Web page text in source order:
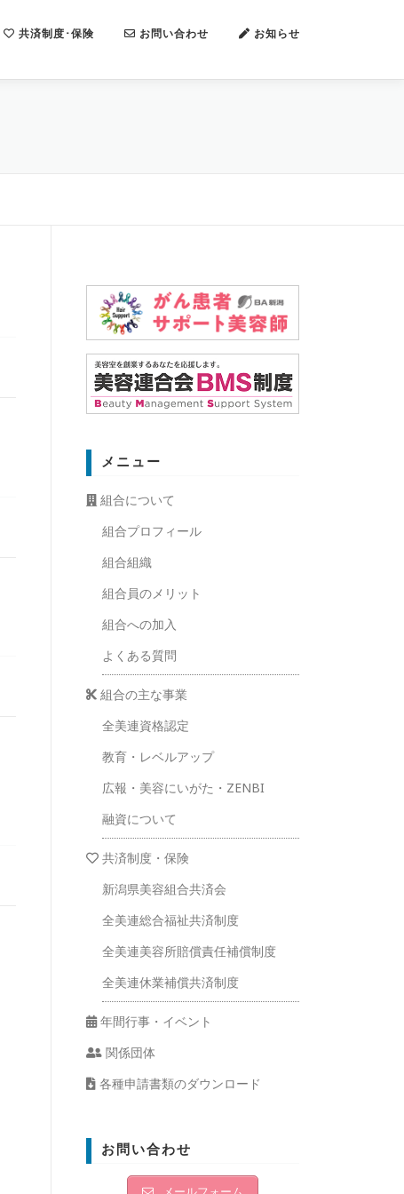
共済制度･保険 お問い合わせ お知らせ
メニュー
組合について
組合プロフィール
組合組織
組合員のメリット
組合への加入
よくある質問
組合の主な事業
全美連資格認定
教育・レベルアップ
広報・美容にいがた・ZENBI
融資について
共済制度・保険
新潟県美容組合共済会
全美連総合福祉共済制度
全美連美容所賠償責任補償制度
全美連休業補償共済制度
年間行事・イベント
関係団体
各種申請書類のダウンロード
お問い合わせ